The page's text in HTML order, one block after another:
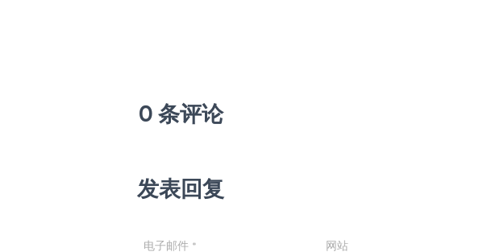
0 条评论
发表回复
电子邮件 * 网站